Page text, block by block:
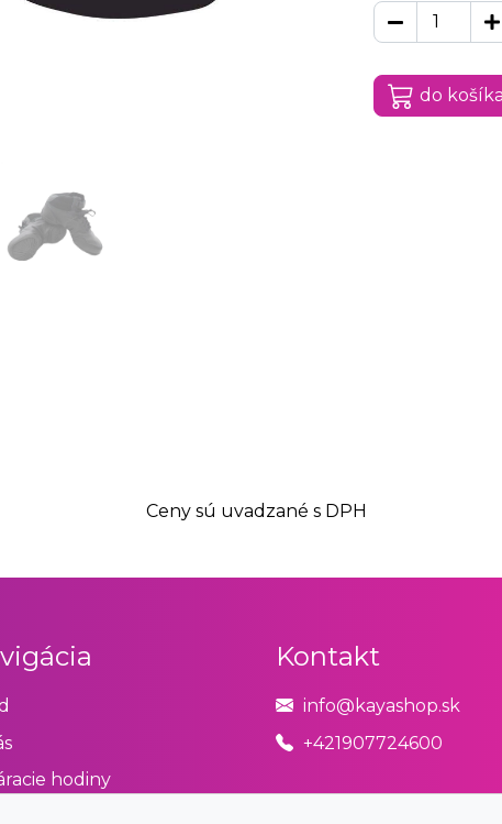
do
Ceny sú uvadzané s DPH
hodiny
Kontakt
info@kayashop.sk
+421907724600